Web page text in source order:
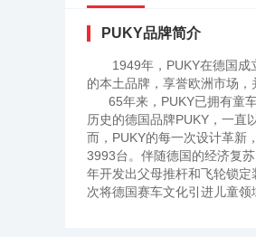
PUKY品牌简介
1949年，PUKY在德国
的本土品牌，享誉欧洲市场
65年来，PUKY已拥有童车
历史的德国品牌PUKY，一直
而，PUKY的每一次设计革新
3993台。伴随德国的经济复
年开发出父母推杆和飞轮锁
次将德国赛车文化引进儿童